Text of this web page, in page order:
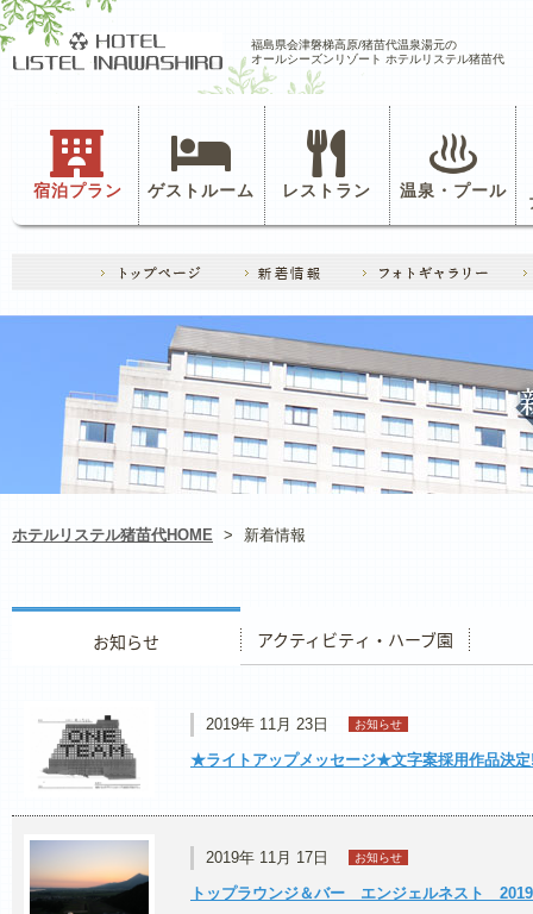
福島県会津磐梯高原/猪苗代温泉湯元の
オールシーズンリゾート ホテルリステル猪苗代
宿泊プラン ゲストルーム レストラン 温泉・プール
ホテルリステル猪苗代HOME > 新着情報
2019年 11月 23日 お知らせ
★ライトアップメッセージ★文字案採用作品決
2019年 11月 17日 お知らせ
トップラウンジ＆バー エンジェルネスト